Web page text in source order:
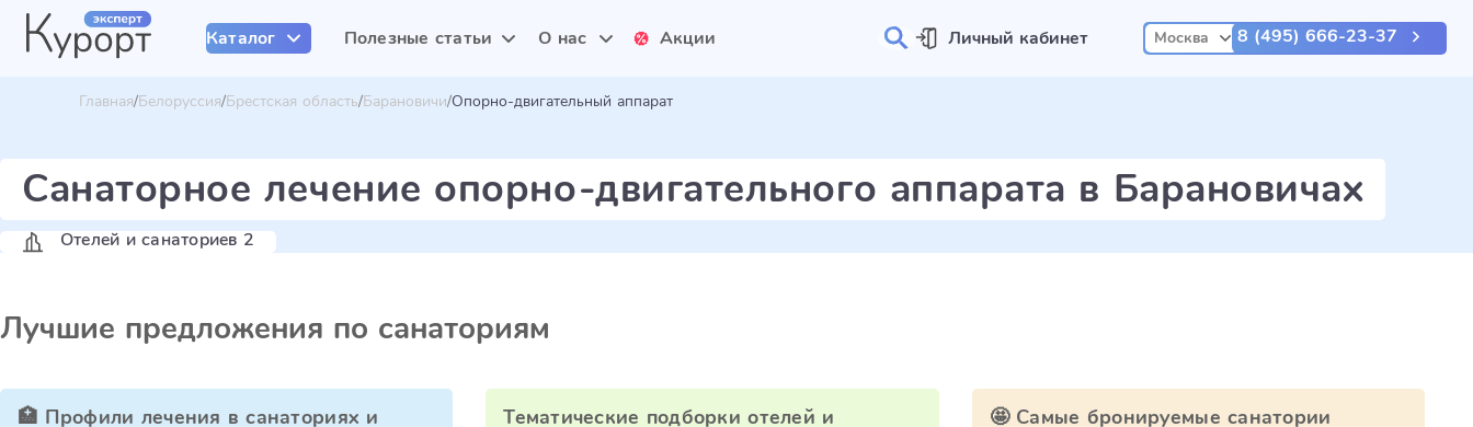
Каталог Полезные статьи О нас Акции Личный кабинет Москва 8 (495) 666-23-37
Главная Белоруссия Брестская область Барановичи Опорно-двигательный аппарат
Санаторное лечение опорно-двигательного аппарата в Барановичах
Отелей и санаториев 2
Лучшие предложения по санаториям
🏥 Профили лечения в санаториях и
Тематические подборки отелей и
🤩 Самые бронируемые санатории